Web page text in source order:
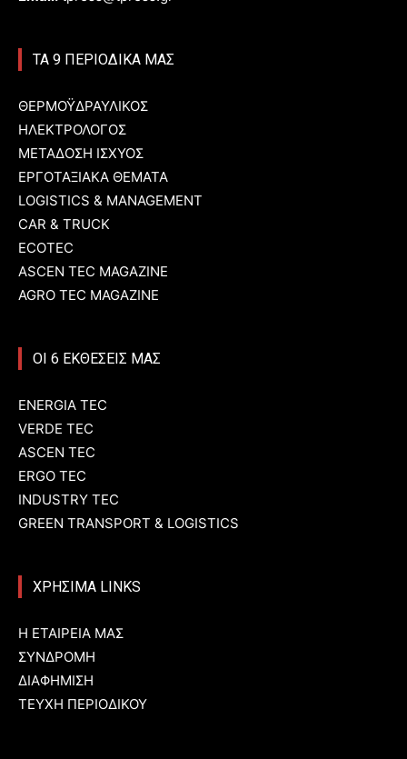
ΤΑ 9 ΠΕΡΙΟΔΙΚΑ ΜΑΣ
ΘΕΡΜΟΫΔΡΑΥΛΙΚΟΣ
ΗΛΕΚΤΡΟΛΟΓΟΣ
ΜΕΤΑΔΟΣΗ ΙΣΧΥΟΣ
ΕΡΓΟΤΑΞΙΑΚΑ ΘΕΜΑΤΑ
LOGISTICS & MANAGEMENT
CAR & TRUCK
ECOTEC
ASCEN TEC MAGAZINE
AGRO TEC MAGAZINE
ΟΙ 6 ΕΚΘΕΣΕΙΣ ΜΑΣ
ENERGIA TEC
VERDE TEC
ASCEN TEC
ERGO TEC
INDUSTRY TEC
GREEN TRANSPORT & LOGISTICS
ΧΡΗΣΙΜΑ LINKS
Η ΕΤΑΙΡΕΙΑ ΜΑΣ
ΣΥΝΔΡΟΜΗ
ΔΙΑΦΗΜΙΣΗ
ΤΕΥΧΗ ΠΕΡΙΟΔΙΚΟΥ